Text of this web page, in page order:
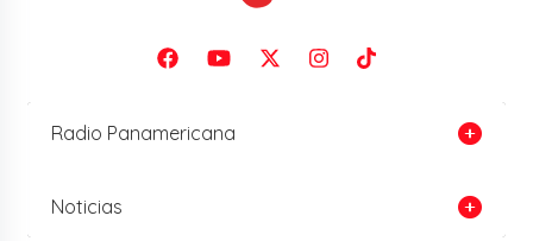
Radio Panamericana
Noticias